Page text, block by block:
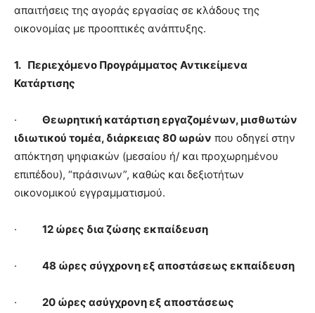
απαιτήσεις της αγοράς εργασίας σε κλάδους της
οικονομίας με προοπτικές ανάπτυξης.
1. Περιεχόμενο Προγράμματος Αντικείμενα
Κατάρτισης
· Θεωρητική κατάρτιση εργαζομένων, μισθωτών
ιδιωτικού τομέα, διάρκειας 80 ωρών που οδηγεί στην
απόκτηση ψηφιακών (μεσαίου ή/ και προχωρημένου
επιπέδου), “πράσινων”, καθώς και δεξιοτήτων
οικονομικού εγγραμματισμού.
· 12 ώρες δια ζώσης εκπαίδευση
· 48 ώρες σύγχρονη εξ αποστάσεως εκπαίδευση
· 20 ώρες ασύγχρονη εξ αποστάσεως